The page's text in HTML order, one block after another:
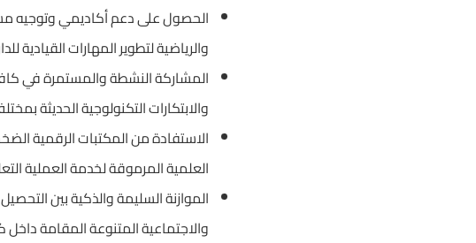
الحصول على دعم أكاديمي وتوجيه
والرياضية لتطوير المهارات القيادية
المشاركة النشطة والمستمرة في كافة
والابتكارات التكنولوجية الحديثة
الاستفادة من المكتبات الرقمية
العلمية المرموقة لخدمة العملية
الموازنة السليمة والذكية بين
والاجتماعية المتنوعة المقامة